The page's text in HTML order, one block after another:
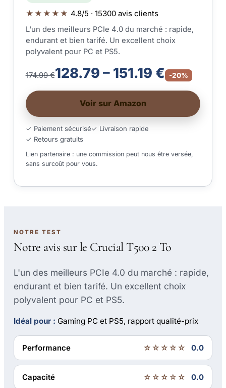
★★★★★ 4.8/5 · 15300 avis clients
L'un des meilleurs PCIe 4.0 du marché : rapide,
endurant et bien tarifé. Un excellent choix
polyvalent pour PC et PS5.
174.99 €128.79 – 151.19 € -20%
Voir sur Amazon
✓ Paiement sécurisé✓ Livraison rapide
✓ Retours gratuits
Lien partenaire : une commission peut nous être versée,
sans surcoût pour vous.
NOTRE TEST
Notre avis sur le Crucial T500 2 To
L'un des meilleurs PCIe 4.0 du marché : rapide,
endurant et bien tarifé. Un excellent choix
polyvalent pour PC et PS5.
Idéal pour : Gaming PC et PS5, rapport qualité-prix
Performance ☆☆☆☆☆ 0.0
Capacité ☆☆☆☆☆ 0.0